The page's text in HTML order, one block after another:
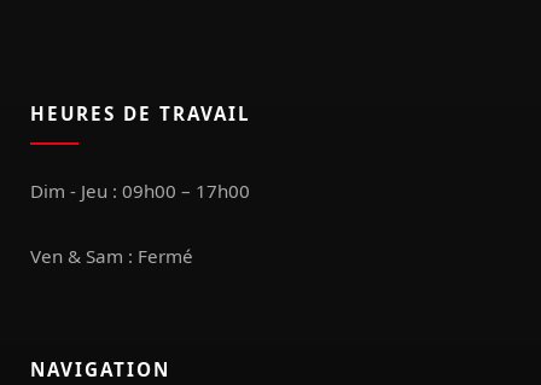
HEURES DE TRAVAIL
Dim - Jeu : 09h00 – 17h00
Ven & Sam : Fermé
NAVIGATION